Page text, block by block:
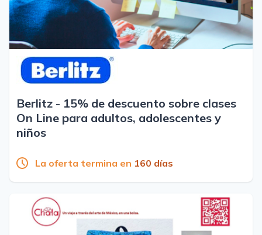
Berlitz - 15% de descuento sobre clases
On Line para adultos, adolescentes y
niños
La oferta termina en 160 días